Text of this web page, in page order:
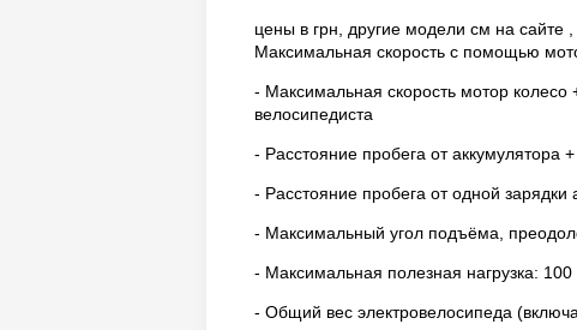
цены в грн, другие модели см на сайте
Максимальная скорость с помощью
- Максимальная скорость мотор колесо
велосипедиста
- Расстояние пробега от аккумулятора
- Расстояние пробега от одной зарядки
- Максимальный угол подъёма,
- Максимальная полезная нагрузка: 100
- Общий вес электровелосипеда